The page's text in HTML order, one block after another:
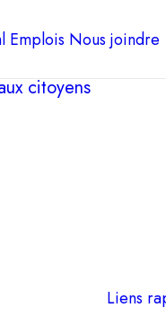
Emplois Nous joindre
citoyens
Liens